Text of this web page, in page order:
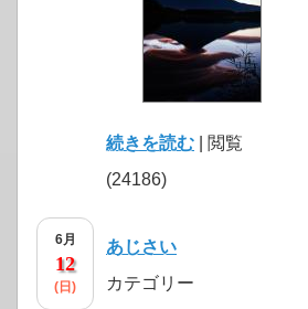
続きを読む | 閲覧
(24186)
6月
12
(日)
あじさい
カテゴリー